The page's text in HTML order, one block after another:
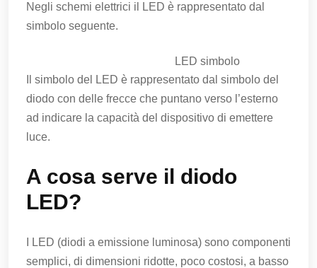
Negli schemi elettrici il LED è rappresentato dal
simbolo seguente.
LED simbolo
Il simbolo del LED è rappresentato dal simbolo del
diodo con delle frecce che puntano verso l’esterno
ad indicare la capacità del dispositivo di emettere
luce.
A cosa serve il diodo
LED?
I LED (diodi a emissione luminosa) sono componenti
semplici, di dimensioni ridotte, poco costosi, a basso